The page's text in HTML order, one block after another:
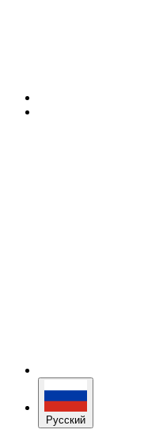
Русский